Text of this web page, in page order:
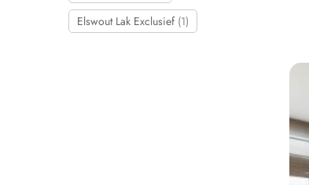
Elswout Lak Exclusief (1)